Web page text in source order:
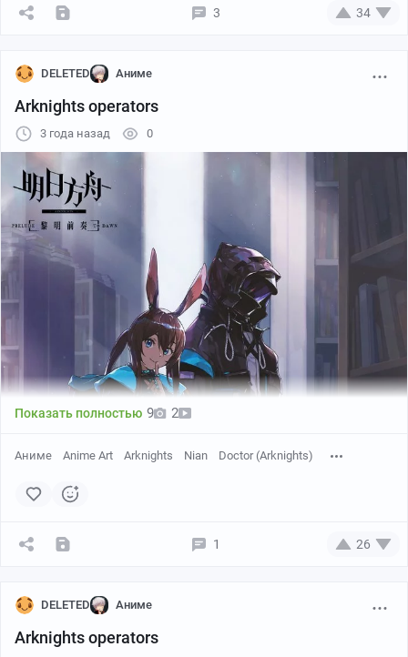
3 34
DELETED Аниме
Arknights operators
3 года назад 0
Показать полностью 9 2
Аниме Anime Art Arknights Nian Doctor (Arknights)
1 26
DELETED Аниме
Arknights operators